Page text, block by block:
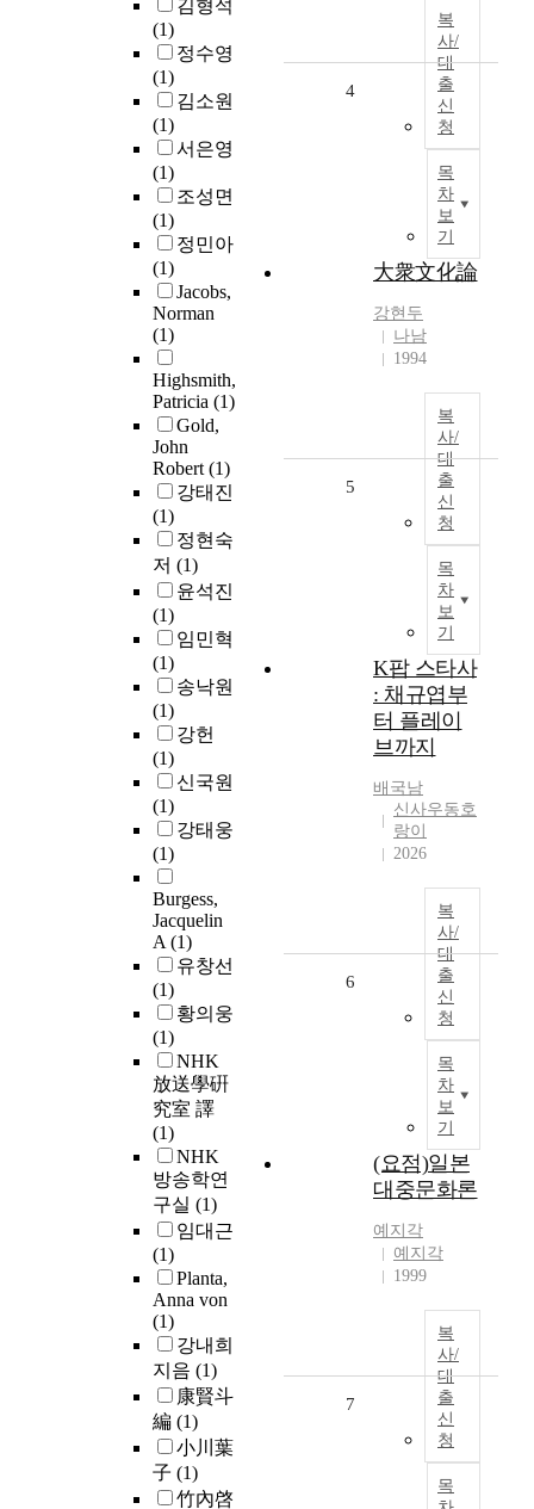
김형석
(1)
정수영
(1)
김소원
(1)
서은영
(1)
조성면
(1)
정민아
(1)
Jacobs,
Norman
(1)
Highsmith,
Patricia (1)
Gold,
John
Robert(1)
강태진
(1)
정현숙
저 (1)
윤석진
(1)
임민혁
(1)
송낙원
(1)
강헌
(1)
신국원
(1)
강태웅
(1)
Burgess,
Jacquelin
A(1)
유창선
(1)
황의웅
(1)
NHK
放送學硏
究室 譯
(1)
NHK
방송학연
구실 (1)
임대근
(1)
Planta,
Anna von
(1)
강내희
지음 (1)
康賢斗
編 (1)
小川葉
子 (1)
竹內啓
복
사/
대
출
신
청
목
차
보
기
4
大衆文化論
강현두
나남
1994
복
사/
대
출
신
청
목
차
보
기
5
K팝 스타사
: 채규엽부
터 플레이
브까지
배국남
신사우동호
랑이
2026
복
사/
대
출
신
청
목
차
보
기
6
(요점)일본
대중문화론
예지각
예지각
1999
복
사/
대
출
신
청
목
7